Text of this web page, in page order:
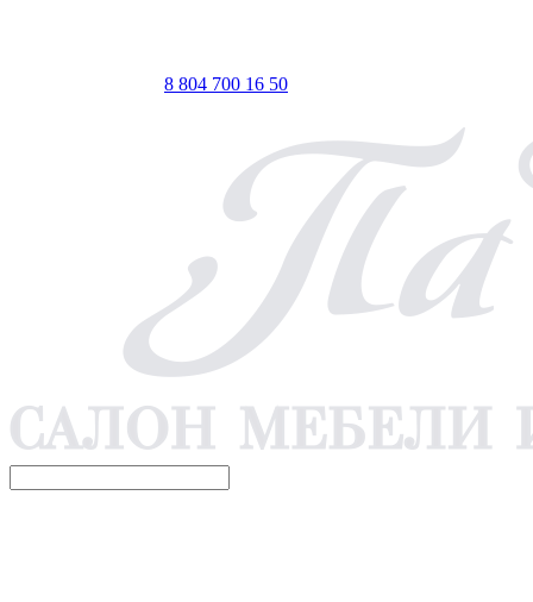
8 804 700 16 50